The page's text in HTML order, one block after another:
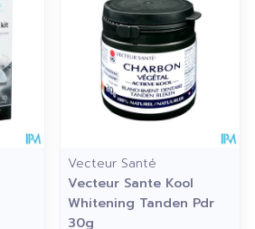
Vecteur Santé
Vecteur Sante Kool
Whitening Tanden Pdr
30g